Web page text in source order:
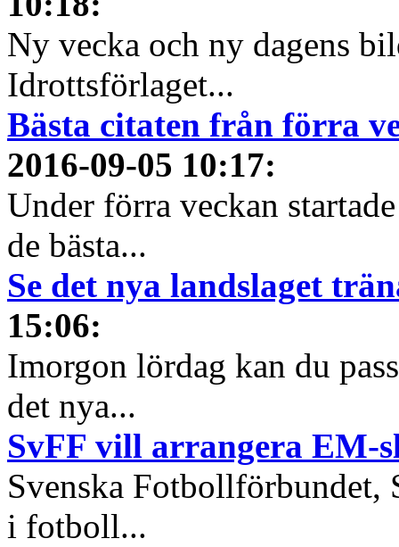
Ny vecka och ny dagens
Idrottsförlaget...
Bästa citaten från förra
2016-09-05 10:17:
Under förra veckan
de bästa...
Se det nya landslaget
15:06:
Imorgon lördag kan du
det nya...
SvFF vill arrangera EM-
Svenska Fotbollförbundet,
i fotboll...